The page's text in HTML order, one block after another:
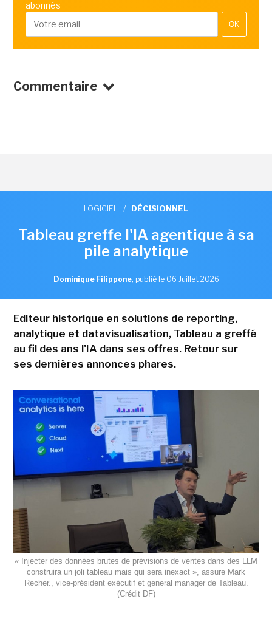
abonnés
OK
Commentaire
LOGICIEL / DÉCISIONNEL
Tableau greffe l'IA agentique à sa
pile analytique
Dominique Filippone, publié le 06 Juillet 2026
Editeur historique en solutions de reporting,
analytique et datavisualisation, Tableau a greffé
au fil des ans l'IA dans ses offres. Retour sur
ses dernières annonces phares.
« Injecter des données brutes de prévisions de ventes dans des LLM
construira un joli tableau mais qui sera inexact », assure Mark
Recher., vice-président exécutif et general manager de Tableau.
(Crédit DF)